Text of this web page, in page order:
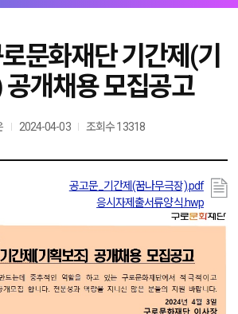
문화재단 기간제(기
개채용 모집공고
2024-04-03 조회수 13318
공고문_기간제(꿈나무극장).pdf
응시자제출서류양식.hwp